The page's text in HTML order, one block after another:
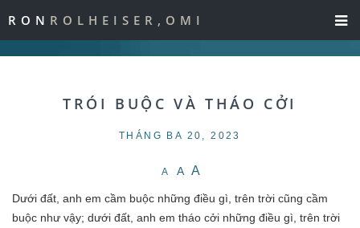
RON ROLHEISER,OMI
TRÓI BUỘC VÀ THÁO CỞI
THÁNG BA 20, 2023
A A A
Dưới đất, anh em cầm buộc những điều gì, trên trời cũng cầm
buộc như vậy; dưới đất, anh em tháo cởi những điều gì, trên trời